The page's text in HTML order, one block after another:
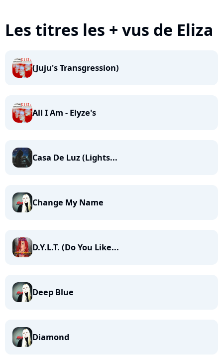
Les titres les + vus de Eliza
(Juju's Transgression)
All I Am - Elyze's
Casa De Luz (Lights...
Change My Name
D.Y.L.T. (Do You Like...
Deep Blue
Diamond